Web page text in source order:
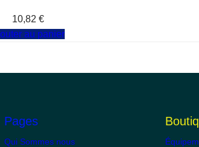
10,82 €
au panier
Pages
Qui Sommes nous